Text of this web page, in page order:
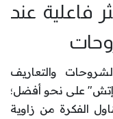
فاعلية عند
والتعاريف
على نحو أفضل؛
الفكرة من زاوية